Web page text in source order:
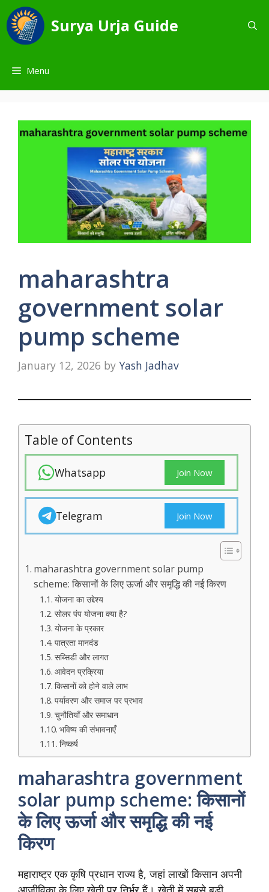
Skip
to
content
Surya Urja Guide
Menu
maharashtra
government solar
pump scheme
January 12, 2026 by Yash Jadhav
Table of Contents
Whatsapp Join Now
Telegram Join Now
maharashtra government solar pump
scheme: किसानों के लिए ऊर्जा और समृद्धि की नई किरण
योजना का उद्देश्य
सोलर पंप योजना क्या है?
योजना के प्रकार
पात्रता मानदंड
सब्सिडी और लागत
आवेदन प्रक्रिया
किसानों को होने वाले लाभ
पर्यावरण और समाज पर प्रभाव
चुनौतियाँ और समाधान
भविष्य की संभावनाएँ
निष्कर्ष
maharashtra government
solar pump scheme: किसानों
के लिए ऊर्जा और समृद्धि की नई
किरण
महाराष्ट्र एक कृषि प्रधान राज्य है, जहां लाखों किसान अपनी